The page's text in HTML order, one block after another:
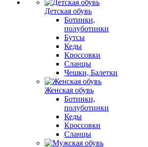
Детская обувь
Ботинки,
полуботинки
Бутсы
Кеды
Кроссовки
Сланцы
Чешки, Балетки
Женская обувь
Ботинки,
полуботинки
Кеды
Кроссовки
Сланцы